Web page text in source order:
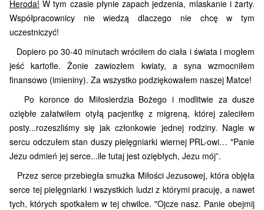
Heroda! W tym czasie płynie zapach jedzenia, mlaskanie i żarty.
Współpracownicy nie wiedzą dlaczego nie chcę w tym
uczestniczyć!
Dopiero po 30-40 minutach wróciłem do ciała i świata i mogłem
jeść kartofle. Żonie zawiozłem kwiaty, a syna wzmocniłem
finansowo (imieniny). Za wszystko podziękowałem naszej Matce!
Po koronce do Miłosierdzia Bożego i modlitwie za dusze
oziębłe załatwiłem otyłą pacjentkę z migreną, której zaleciłem
posty...rozeszliśmy się jak członkowie jednej rodziny. Nagle w
sercu odczułem stan duszy pielęgniarki wiernej PRL-owi… "Panie
Jezu odmień jej serce...ile tutaj jest oziębłych, Jezu mój”.
Przez serce przebiegła smużka Miłości Jezusowej, która objęła
serce tej pielęgniarki i wszystkich ludzi z którymi pracuję, a nawet
tych, których spotkałem w tej chwilce. "Ojcze nasz. Panie obejmij